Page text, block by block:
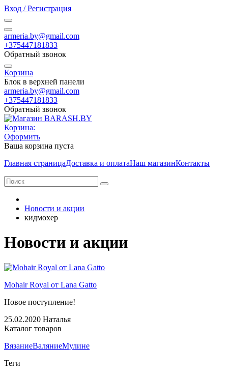
Вход / Регистрация
armeria.by@gmail.com
+375447181833
Обратный звонок
Корзина
Блок в верхней панели
armeria.by@gmail.com
+375447181833
Обратный звонок
Корзина:
Оформить
Ваша корзина пуста
Главная страницаДоставка и оплатаНаш магазинКонтакты
Новости и акции
кидмохер
Новости и акции
Mohair Royal от Lana Gatto
Новое поступление!
25.02.2020 Наталья
Каталог товаров
ВязаниеВаляниеМулине
Теги